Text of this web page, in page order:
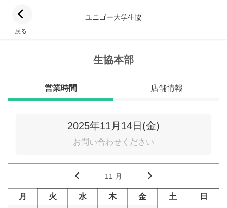
戻る
ユニゴー大学生協
生協本部
営業時間 店舗情報
2025年11月14日(金)
お問い合わせください
11 月
月 火 水 木 金 土 日